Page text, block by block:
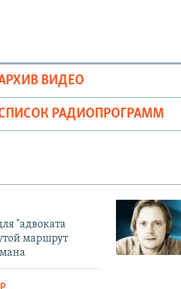
ВИДЕО
РАДИОПРОГРАММ
"адвоката
маршрут